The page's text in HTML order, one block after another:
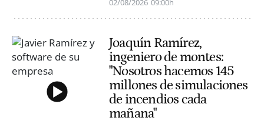
02/08/2026 09:00h
Joaquín Ramírez,
ingeniero de montes:
"Nosotros hacemos 145
millones de simulaciones
de incendios cada
mañana"